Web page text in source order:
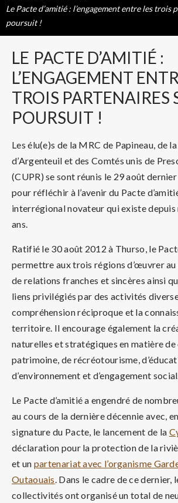
Le Pacte d’amitié : l’engagement entre les trois
poursuit !
LE PACTE D’AMITIÉ :
L’ENGAGEMENT
TROIS PARTENAIRES
POURSUIT !
Les élu(e)s de la MRC de Papineau, de
d’Argenteuil et des Comtés unis de
(CUPR) se sont réunis le 29 août
pour réfléchir à l’avenir du Pacte
interrégional novateur qui existe depuis
ans.
Ratifié le 30 août 2012 à Thurso, le
permettre aux trois régions d’œuvrer
de relations franches et sincères ainsi
liens privilégiés par des activités
compréhension réciproque et la
territoire. Il encourage également la
naturelles et stratégiques en matière de
patrimoine, de récréotourisme,
d’environnement et d’engagement
Le Pacte d’amitié a engendré de
au cours de la dernière décennie avec,
signature du Pacte, le lancement de la
déclaration pour la protection de la
et un partenariat avec l’organisme
Outaouais. Dans le cadre de ce dernier,
collectivités ont organisé un total de